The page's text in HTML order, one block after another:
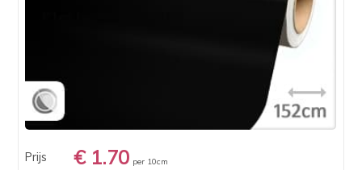
Prijs € 1.70 per 10cm